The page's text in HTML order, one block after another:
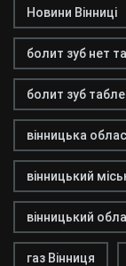
Новини Вінниці
болит зуб нет
болит зуб
вінницька
вінницький
вінницький
газ Вінниця